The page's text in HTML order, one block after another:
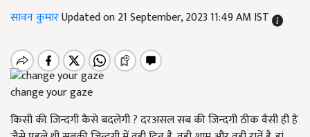
सावन कुमारUpdated on 21 September, 2023 11:49 AM IST
change your gaze
किसी की जिन्दगी कैसे बदलेगी ? दरअसल सब की जिन्दगी ठीक वैसी ही हैं